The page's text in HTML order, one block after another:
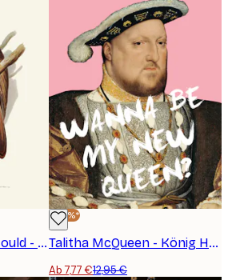
Elizabeth and John Gould - Papagei des Fürsten von Essling Poster
-40%*
Talitha McQueen - König Heinrich VIII. Neue Königin Poster
Ab 7,77 €12,95 €